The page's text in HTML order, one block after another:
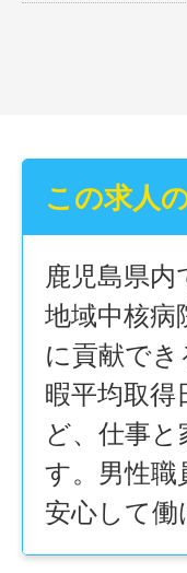
この求人
鹿児島県
地域中核病
に貢献で
暇平均取得
ど、仕事
す。男性職
安心して働